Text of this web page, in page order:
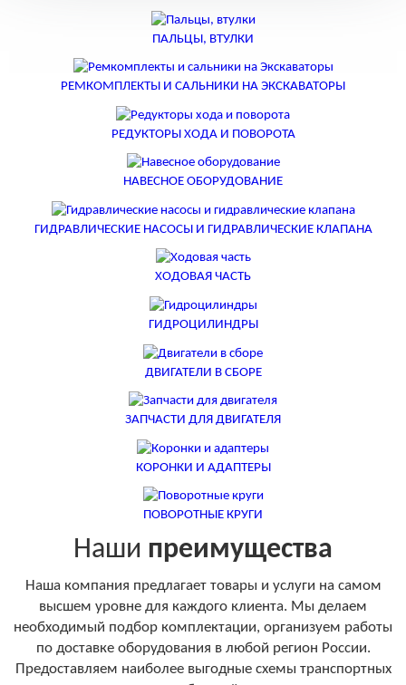
ПАЛЬЦЫ, ВТУЛКИ
РЕМКОМПЛЕКТЫ И САЛЬНИКИ НА ЭКСКАВАТОРЫ
РЕДУКТОРЫ ХОДА И ПОВОРОТА
НАВЕСНОЕ ОБОРУДОВАНИЕ
ГИДРАВЛИЧЕСКИЕ НАСОСЫ И ГИДРАВЛИЧЕСКИЕ КЛАПАНА
ХОДОВАЯ ЧАСТЬ
ГИДРОЦИЛИНДРЫ
ДВИГАТЕЛИ В СБОРЕ
ЗАПЧАСТИ ДЛЯ ДВИГАТЕЛЯ
КОРОНКИ И АДАПТЕРЫ
ПОВОРОТНЫЕ КРУГИ
Наши преимущества
Наша компания предлагает товары и услуги на самом
высшем уровне для каждого клиента. Мы делаем
необходимый подбор комплектации, организуем работы
по доставке оборудования в любой регион России.
Предоставляем наиболее выгодные схемы транспортных